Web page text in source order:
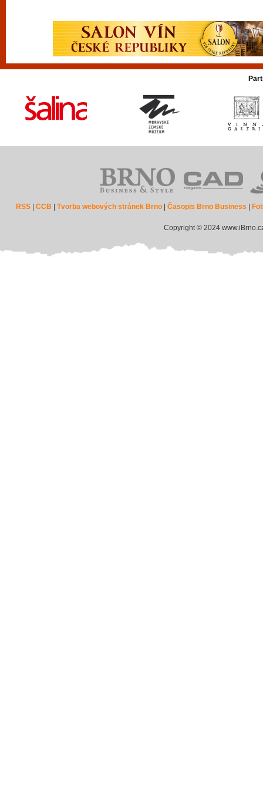
RSS |CCB |Tvorba webových stránek Brno |Časopis Brno Business
Copyright © 2024